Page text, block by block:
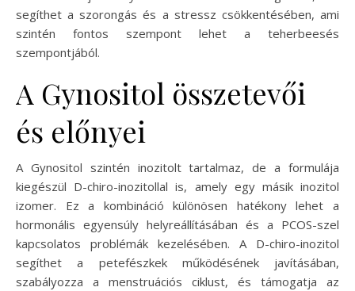
segíthet a szorongás és a stressz csökkentésében, ami
szintén fontos szempont lehet a teherbeesés
szempontjából.
A Gynositol összetevői
és előnyei
A Gynositol szintén inozitolt tartalmaz, de a formulája
kiegészül D-chiro-inozitollal is, amely egy másik inozitol
izomer. Ez a kombináció különösen hatékony lehet a
hormonális egyensúly helyreállításában és a PCOS-szel
kapcsolatos problémák kezelésében. A D-chiro-inozitol
segíthet a petefészkek működésének javításában,
szabályozza a menstruációs ciklust, és támogatja az